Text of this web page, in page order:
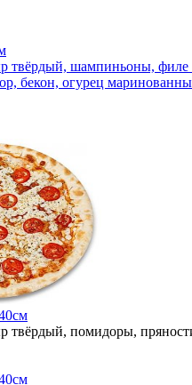
твёрдый, шампиньоны, филе
бекон, огурец
твёрдый, помидоры,